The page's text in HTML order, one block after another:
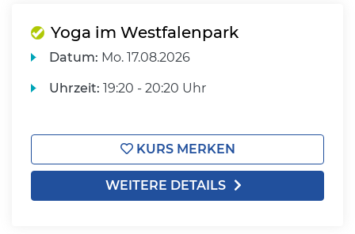
Yoga im Westfalenpark
Datum: Mo. 17.08.2026
Uhrzeit: 19:20 - 20:20 Uhr
KURS MERKEN
WEITERE DETAILS